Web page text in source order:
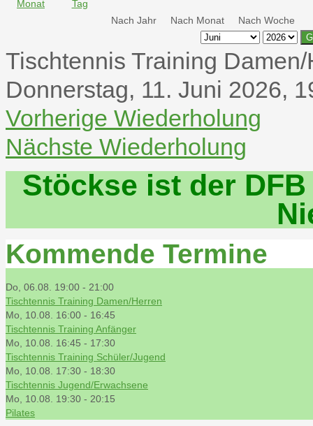
Nach Jahr Nach Monat Nach Woche
Tischtennis Training
Donnerstag, 11. Juni 2026,
Vorherige Wiederholung
Nächste Wiederholung
Stöckse ist der
Kommende Termine
Do, 06.08. 19:00 - 21:00
Tischtennis Training Damen/Herren
Mo, 10.08. 16:00 - 16:45
Tischtennis Training Anfänger
Mo, 10.08. 16:45 - 17:30
Tischtennis Training Schüler/Jugend
Mo, 10.08. 17:30 - 18:30
Tischtennis Jugend/Erwachsene
Mo, 10.08. 19:30 - 20:15
Pilates